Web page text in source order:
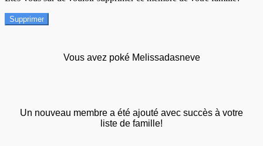
Supprimer
Vous avez poké Melissadasneve
Un nouveau membre a été ajouté avec succès à votre
liste de famille!